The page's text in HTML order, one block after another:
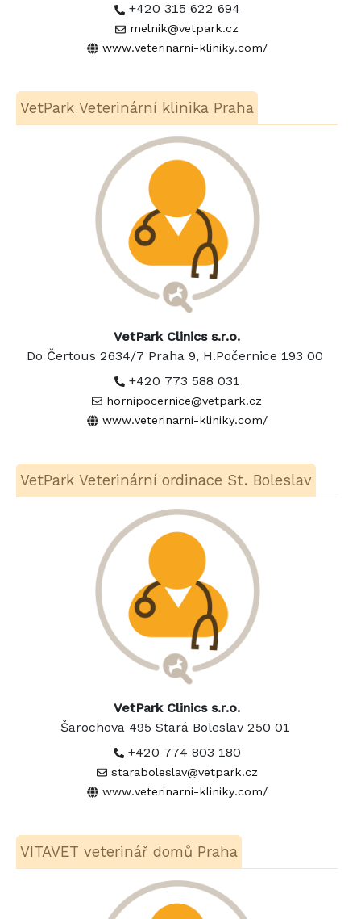
+420 315 622 694
melnik@vetpark.cz
www.veterinarni-kliniky.com/
VetPark Veterinární klinika Praha
VetPark Clinics s.r.o.
Do Čertous 2634/7 Praha 9, H.Počernice 193 00
+420 773 588 031
hornipocernice@vetpark.cz
www.veterinarni-kliniky.com/
VetPark Veterinární ordinace St. Boleslav
VetPark Clinics s.r.o.
Šarochova 495 Stará Boleslav 250 01
+420 774 803 180
staraboleslav@vetpark.cz
www.veterinarni-kliniky.com/
VITAVET veterinář domů Praha